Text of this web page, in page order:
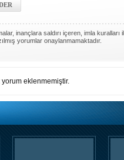
inançlara saldırı içeren, imla kuralları
yorumlar onaylanmamaktadır.
eklenmemiştir.